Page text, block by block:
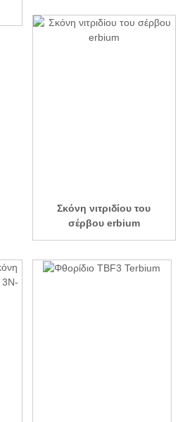
Σκόνη νιτριδίου του
σέρβου erbium